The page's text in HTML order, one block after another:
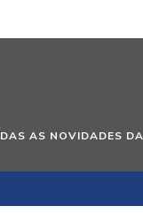
AS NOVIDADES